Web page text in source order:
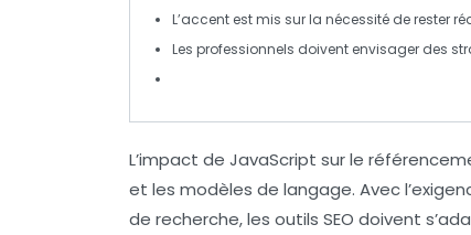
L’accent est mis sur la nécessité de rester
Les professionnels doivent envisager des
L’impact de JavaScript sur le
et les modèles de langage. Avec
de recherche, les outils SEO doivent